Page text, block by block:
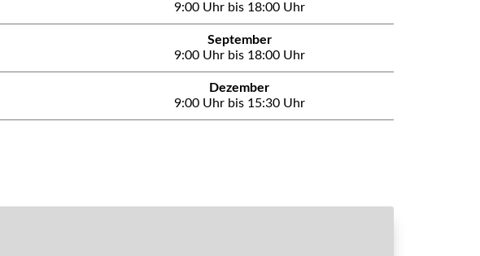
9:00 Uhr bis 18:00 Uhr
September
9:00 Uhr bis 18:00 Uhr
Dezember
9:00 Uhr bis 15:30 Uhr